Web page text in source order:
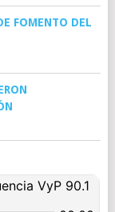
FOMENTO DEL